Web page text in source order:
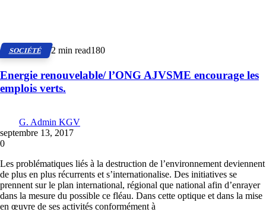
SOCIÉTÉ 2 min read180
Energie renouvelable/ l’ONG AJVSME encourage les
emplois verts.
G. Admin KGV
septembre 13, 2017
0
Les problématiques liés à la destruction de l’environnement deviennent
de plus en plus récurrents et s’internationalise. Des initiatives se
prennent sur le plan international, régional que national afin d’enrayer
dans la mesure du possible ce fléau. Dans cette optique et dans la mise
en œuvre de ses activités conformément à